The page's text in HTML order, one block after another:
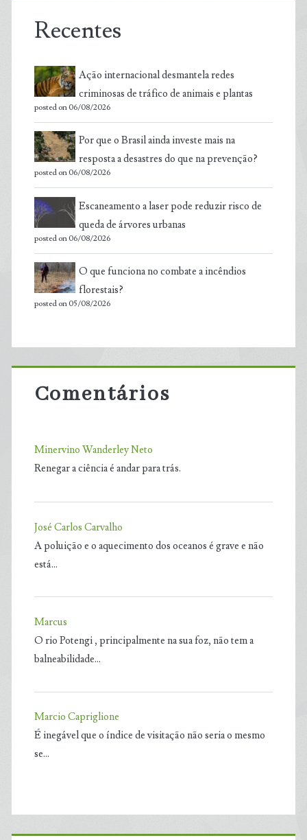
Recentes
Ação internacional desmantela redes
criminosas de tráfico de animais e plantas
posted on 06/08/2026
Por que o Brasil ainda investe mais na
resposta a desastres do que na prevenção?
posted on 06/08/2026
Escaneamento a laser pode reduzir risco de
queda de árvores urbanas
posted on 06/08/2026
O que funciona no combate a incêndios
florestais?
posted on 05/08/2026
Comentários
Minervino Wanderley Neto
Renegar a ciência é andar para trás.
José Carlos Carvalho
A poluição e o aquecimento dos oceanos é grave e não
está…
Marcus
O rio Potengi , principalmente na sua foz, não tem a
balneabilidade…
Marcio Capriglione
É inegável que o índice de visitação não seria o mesmo
se…